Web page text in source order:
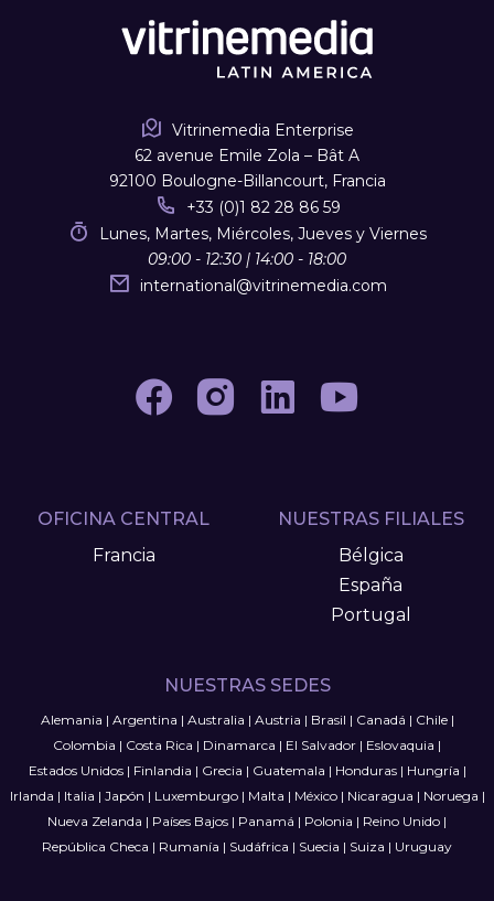
Vitrinemedia Enterprise
62 avenue Emile Zola – Bât A
92100 Boulogne-Billancourt, Francia
+33 (0)1 82 28 86 59
Lunes, Martes, Miércoles, Jueves y Viernes
09:00 - 12:30 | 14:00 - 18:00
international@vitrinemedia.com
OFICINA CENTRAL
Francia
NUESTRAS FILIALES
Bélgica
España
Portugal
NUESTRAS SEDES
Alemania | Argentina | Australia | Austria | Brasil | Canadá | Chile|
Colombia | Costa Rica | Dinamarca | El Salvador | Eslovaquia |
Estados Unidos| Finlandia | Grecia | Guatemala | Honduras| Hungría |
Irlanda | Italia | Japón | Luxemburgo| Malta | México| Nicaragua | Noruega |
Nueva Zelanda | Países Bajos | Panamá | Polonia | Reino Unido |
República Checa | Rumanía | Sudáfrica | Suecia | Suiza | Uruguay